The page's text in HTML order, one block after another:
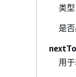
类型
是
用